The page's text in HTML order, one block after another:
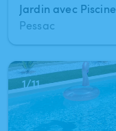
Jardin avec
Pessac
1/11